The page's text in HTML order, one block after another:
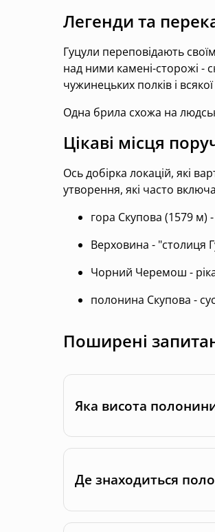
Легенди та
Гуцули переповідають
над ними камені-сторожі -
чужинецьких полків і
Одна брила схожа на
Цікаві місця
Ось добірка локацій, які
утворення, які часто
гора Скупова (1579
Верховина - "столиця
Чорний Черемош -
полонина Скупова -
Поширені
Яка висота
Де знаходиться